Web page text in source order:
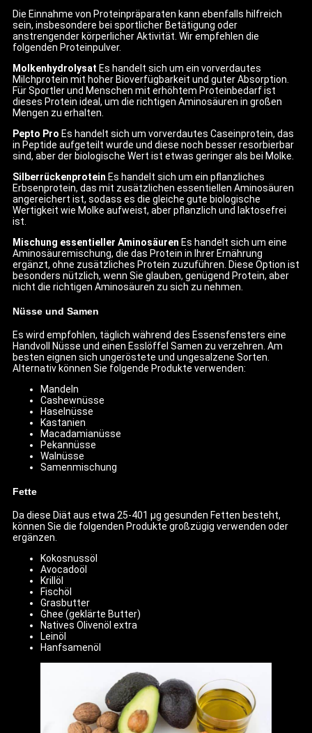
Die Einnahme von Proteinpräparaten kann ebenfalls hilfreich
sein, insbesondere bei sportlicher Betätigung oder
anstrengender körperlicher Aktivität. Wir empfehlen die
folgenden Proteinpulver.
Molkenhydrolysat Es handelt sich um ein vorverdautes
Milchprotein mit hoher Bioverfügbarkeit und guter Absorption.
Für Sportler und Menschen mit erhöhtem Proteinbedarf ist
dieses Protein ideal, um die richtigen Aminosäuren in großen
Mengen zu erhalten.
Pepto Pro Es handelt sich um vorverdautes Caseinprotein, das
in Peptide aufgeteilt wurde und diese noch besser resorbierbar
sind, aber der biologische Wert ist etwas geringer als bei Molke.
Silberrückenprotein Es handelt sich um ein pflanzliches
Erbsenprotein, das mit zusätzlichen essentiellen Aminosäuren
angereichert ist, sodass es die gleiche gute biologische
Wertigkeit wie Molke aufweist, aber pflanzlich und laktosefrei
ist.
Mischung essentieller Aminosäuren Es handelt sich um eine
Aminosäuremischung, die das Protein in Ihrer Ernährung
ergänzt, ohne zusätzliches Protein zuzuführen. Diese Option ist
besonders nützlich, wenn Sie glauben, genügend Protein, aber
nicht die richtigen Aminosäuren zu sich zu nehmen.
Nüsse und Samen
Es wird empfohlen, täglich während des Essensfensters eine
Handvoll Nüsse und einen Esslöffel Samen zu verzehren. Am
besten eignen sich ungeröstete und ungesalzene Sorten.
Alternativ können Sie folgende Produkte verwenden:
Mandeln
Cashewnüsse
Haselnüsse
Kastanien
Macadamianüsse
Pekannüsse
Walnüsse
Samenmischung
Fette
Da diese Diät aus etwa 25-401 µg gesunden Fetten besteht,
können Sie die folgenden Produkte großzügig verwenden oder
ergänzen.
Kokosnussöl
Avocadoöl
Krillöl
Fischöl
Grasbutter
Ghee (geklärte Butter)
Natives Olivenöl extra
Leinöl
Hanfsamenöl